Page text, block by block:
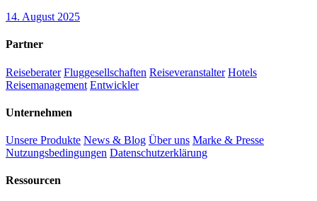
14. August 2025
Partner
Reiseberater Fluggesellschaften Reiseveranstalter Hotels
Reisemanagement Entwickler
Unternehmen
Unsere Produkte News & Blog Über uns Marke & Presse
Nutzungsbedingungen Datenschutzerklärung
Ressourcen